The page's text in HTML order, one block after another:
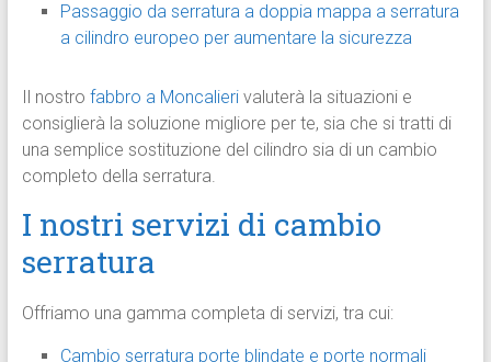
Passaggio da serratura a doppia mappa a serratura
a cilindro europeo per aumentare la sicurezza
Il nostro fabbro a Moncalierivaluterà la situazioni e
consiglierà la soluzione migliore per te, sia che si tratti di
una semplice sostituzione del cilindro sia di un cambio
completo della serratura.
I nostri servizi di cambio
serratura
Offriamo una gamma completa di servizi, tra cui:
Cambio serratura porte blindate e porte normali